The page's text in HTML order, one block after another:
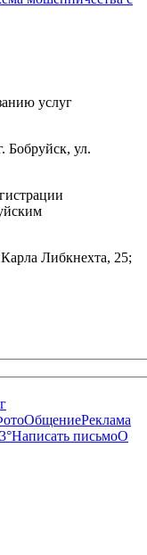
услуг
Бобруйск, ул.
Либкнехта, 25;
ОбщениеРеклама
Написать письмоО